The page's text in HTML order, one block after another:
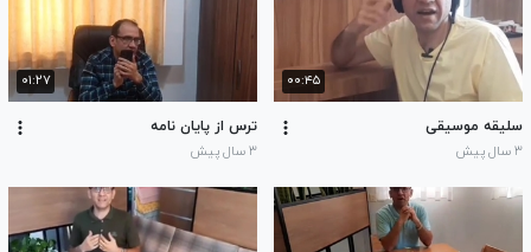
۰۰:۴۵
سلیقه موسیقی
۳ سال پیش
۰۱:۲۷
ترس از پایان نامه
۳ سال پیش